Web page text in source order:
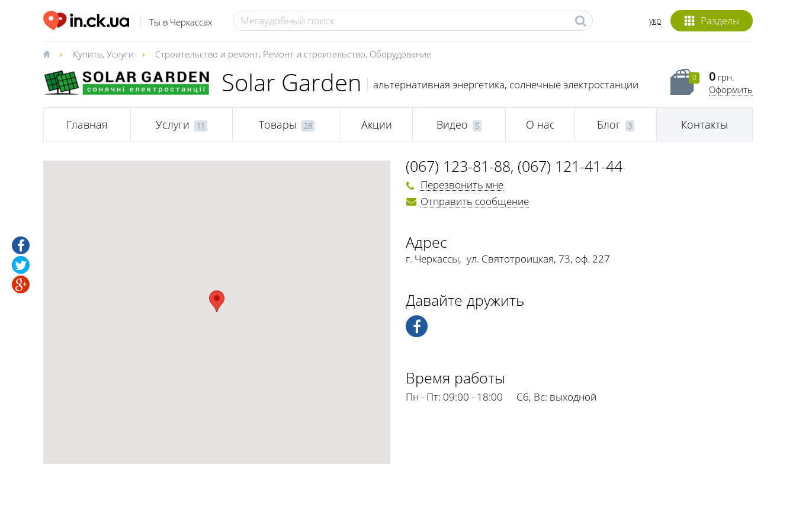
Ты в Черкассах Разделы
укр
Купить, Услуги Строительство и ремонт, Ремонт и строительство, Оборудование
Solar Garden альтернативная энергетика, солнечные электростанции
0 0 грн.
Оформить
Главная Услуги 11 Товары 28 Акции Видео 5 О нас Блог 3 Контакты
(067) 123-81-88, (067) 121-41-44
Перезвонить мне
Отправить сообщение
Адрес
г. Черкассы, ул. Святотроицкая, 73, оф. 227
Давайте дружить
Время работы
Пн - Пт: 09:00 - 18:00 Сб, Вс: выходной